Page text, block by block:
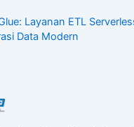
Layanan ETL
Data Modern